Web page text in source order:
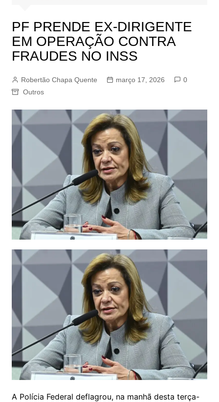
PF PRENDE EX-DIRIGENTE
EM OPERAÇÃO CONTRA
FRAUDES NO INSS
Robertão Chapa Quente março 17, 2026
0
Outros
A Polícia Federal deflagrou, na manhã desta terça-